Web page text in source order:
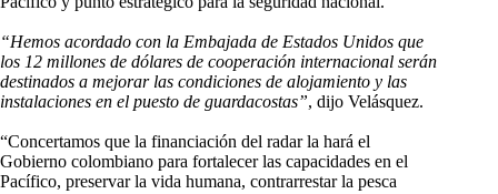
“Hemos acordado con la Embajada de Estados Unidos que
los 12 millones de dólares de cooperación internacional serán
destinados a mejorar las condiciones de alojamiento y las
instalaciones en el puesto de guardacostas”, dijo Velásquez.
“Concertamos que la financiación del radar la hará el
Gobierno colombiano para fortalecer las capacidades en el
Pacífico, preservar la vida humana, contrarrestar la pesca